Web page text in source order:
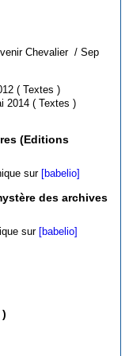
Chevalier / Sep
• Tome 2 : Aliénor et le trésor dérobé / Avr 2012 ( Textes )
• Tome 3 : Aliénor et le château assiégé / Mai 2014 ( Textes )
sur [babelio]
des archives
sur [babelio]